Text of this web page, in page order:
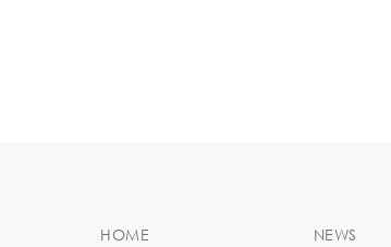
HOME
NEWS